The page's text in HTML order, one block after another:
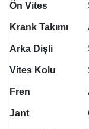
Ön Vites
Krank Takımı
Arka Dişli
Vites Kolu
Fren
Jant